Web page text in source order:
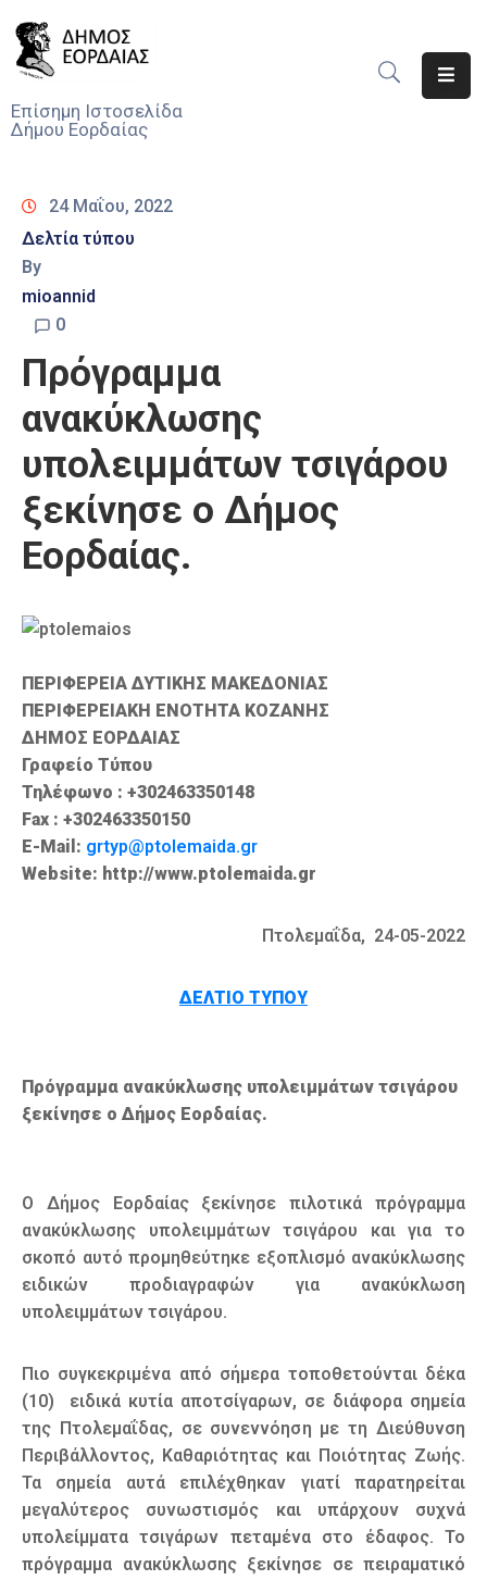
Επίσημη Ιστοσελίδα
Δήμου Εορδαίας
Νέα
Υπηρεσίες
Του
Δήμου
Προσκλήσεις
Αποφάσεις
Τηλέφωνα
Καιρός
24 Μαΐου, 2022
Δελτία τύπου
By
mioannid
0
Πρόγραμμα
ανακύκλωσης
υπολειμμάτων τσιγάρου
ξεκίνησε ο Δήμος
Εορδαίας.
ΠΕΡΙΦΕΡΕΙΑ ΔΥΤΙΚΗΣ ΜΑΚΕΔΟΝΙΑΣ
ΠΕΡΙΦΕΡΕΙΑΚΗ ΕΝΟΤΗΤΑ ΚΟΖΑΝΗΣ
ΔΗΜΟΣ ΕΟΡΔΑΙΑΣ
Γραφείο Τύπου
Τηλέφωνο : +302463350148
Fax : +302463350150
E-Mail: grtyp@ptolemaida.gr
Website: http://www.ptolemaida.gr
Πτολεμαΐδα, 24-05-2022
ΔΕΛΤΙΟ ΤΥΠΟΥ
Πρόγραμμα ανακύκλωσης υπολειμμάτων τσιγάρου
ξεκίνησε ο Δήμος Εορδαίας.
Ο Δήμος Εορδαίας ξεκίνησε πιλοτικά πρόγραμμα
ανακύκλωσης υπολειμμάτων τσιγάρου και για το
σκοπό αυτό προμηθεύτηκε εξοπλισμό ανακύκλωσης
ειδικών προδιαγραφών για ανακύκλωση
υπολειμμάτων τσιγάρου.
Πιο συγκεκριμένα από σήμερα τοποθετούνται δέκα
(10) ειδικά κυτία αποτσίγαρων, σε διάφορα σημεία
της Πτολεμαΐδας, σε συνεννόηση με τη Διεύθυνση
Περιβάλλοντος, Καθαριότητας και Ποιότητας Ζωής.
Τα σημεία αυτά επιλέχθηκαν γιατί παρατηρείται
μεγαλύτερος συνωστισμός και υπάρχουν συχνά
υπολείμματα τσιγάρων πεταμένα στο έδαφος. Το
πρόγραμμα ανακύκλωσης ξεκίνησε σε πειραματικό